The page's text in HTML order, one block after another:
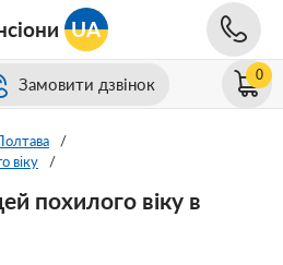
UA
Замовити дзвінок 0
/
віку
/
похилого віку в